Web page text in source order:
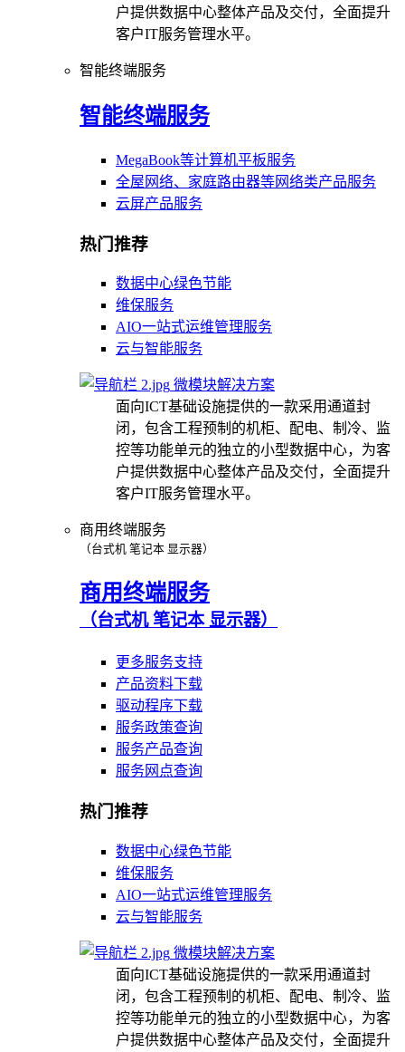
户提供数据中心整体产品及交付，全面提升
客户IT服务管理水平。
智能终端服务
智能终端服务
MegaBook等计算机平板服务
全屋网络、家庭路由器等网络类产品服务
云屏产品服务
热门推荐
数据中心绿色节能
维保服务
AIO一站式运维管理服务
云与智能服务
微模块解决方案
面向ICT基础设施提供的一款采用通道封
闭，包含工程预制的机柜、配电、制冷、监
控等功能单元的独立的小型数据中心，为客
户提供数据中心整体产品及交付，全面提升
客户IT服务管理水平。
商用终端服务
（台式机 笔记本 显示器）
商用终端服务
（台式机 笔记本 显示器）
更多服务支持
产品资料下载
驱动程序下载
服务政策查询
服务产品查询
服务网点查询
热门推荐
数据中心绿色节能
维保服务
AIO一站式运维管理服务
云与智能服务
微模块解决方案
面向ICT基础设施提供的一款采用通道封
闭，包含工程预制的机柜、配电、制冷、监
控等功能单元的独立的小型数据中心，为客
户提供数据中心整体产品及交付，全面提升